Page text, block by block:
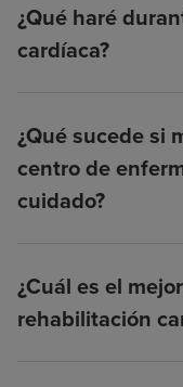
¿Qué haré
cardíaca?
¿Qué sucede si
centro de
cuidado?
¿Cuál es el
rehabilitación